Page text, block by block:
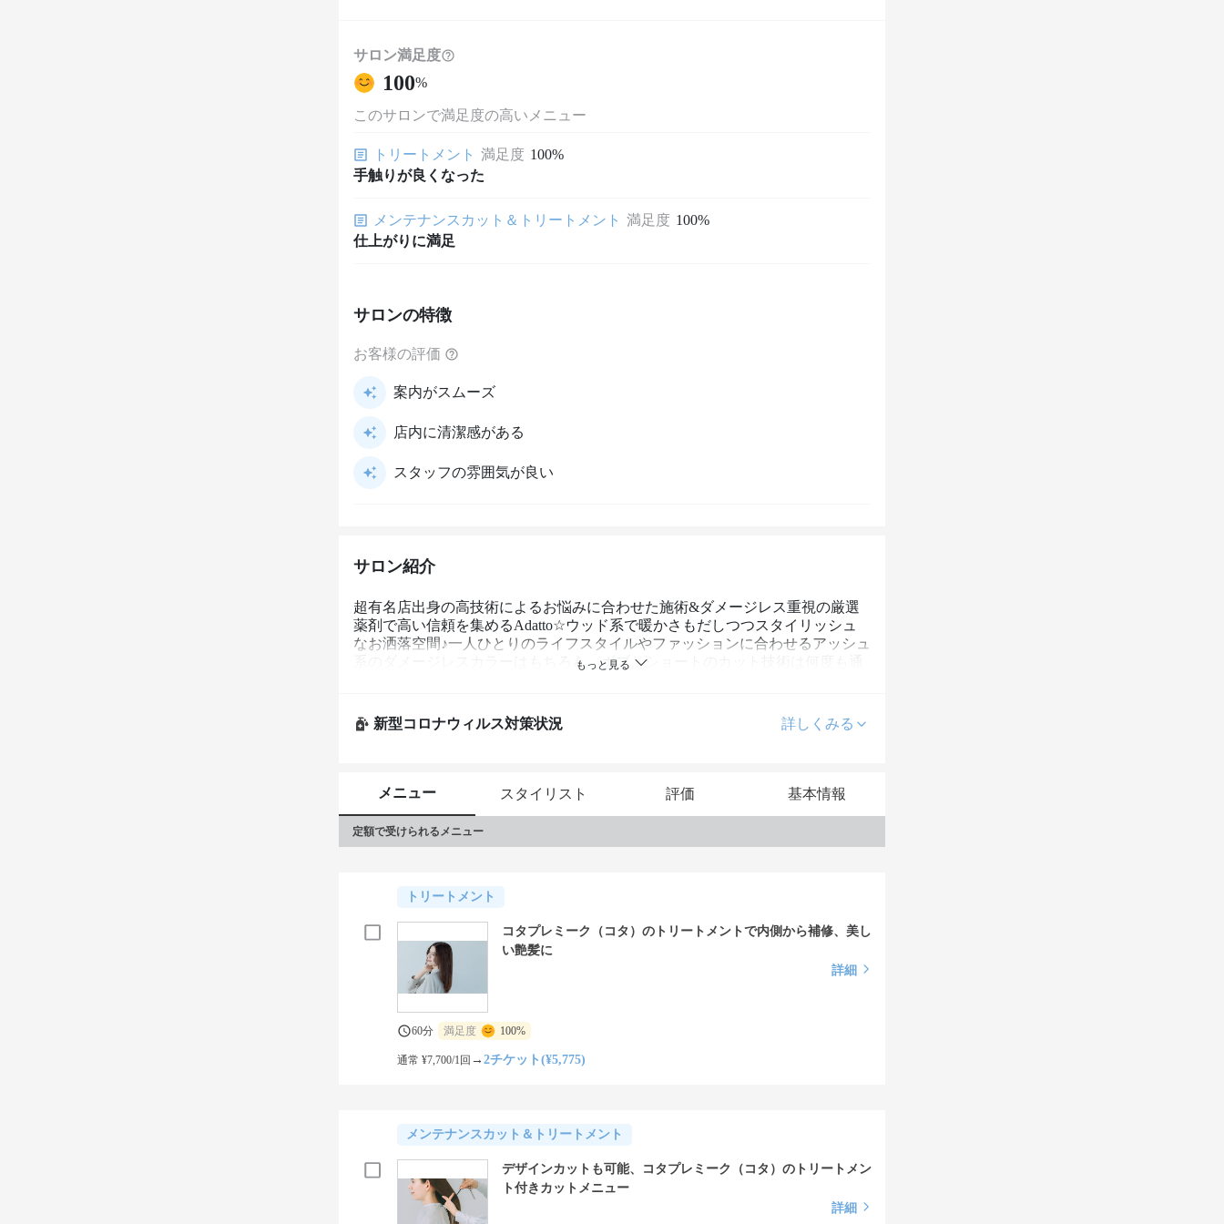
サロン満足度
100%
このサロンで満足度の高いメニュー
トリートメント 満足度 100%
手触りが良くなった
メンテナンスカット＆トリートメント 満足度 100%
仕上がりに満足
サロンの特徴
お客様の評価
案内がスムーズ
店内に清潔感がある
スタッフの雰囲気が良い
サロン紹介
超有名店出身の高技術によるお悩みに合わせた施術&ダメージレス重視の厳選
薬剤で高い信頼を集めるAdatto☆ウッド系で暖かさもだしつつスタイリッシュ
なお洒落空間♪一人ひとりのライフスタイルやファッションに合わせるアッシュ
系のダメージレスカラーはもちろん、ボブ・ショートのカット技術は何度も通
新型コロナウィルス対策状況 詳しくみる
メニュー スタイリスト 評価 基本情報
定額で受けられるメニュー
トリートメント
コタプレミーク（コタ）のトリートメントで内側から補修、美し
い艶髪に
詳細
60分 満足度 100%
通常 ¥7,700/1回 → 2チケット(¥5,775)
メンテナンスカット＆トリートメント
デザインカットも可能、コタプレミーク（コタ）のトリートメン
ト付きカットメニュー
詳細